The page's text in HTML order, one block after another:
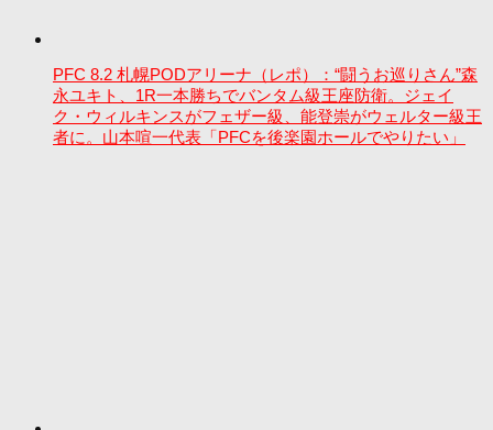
PFC 8.2 札幌PODアリーナ（レポ）：“闘うお巡りさん”森
永ユキト、1R一本勝ちでバンタム級王座防衛。ジェイ
ク・ウィルキンスがフェザー級、能登崇がウェルター級王
者に。山本喧一代表「PFCを後楽園ホールでやりたい」